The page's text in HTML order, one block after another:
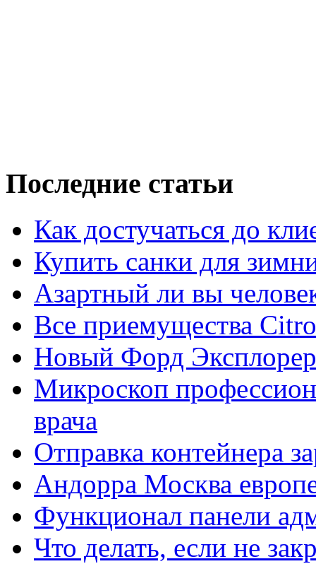
Последние статьи
Как достучаться до
Купить санки для
Азартный ли вы
Все приемущества
Новый Форд
Микроскоп
врача
Отправка контейнера
Андорра Москва
Функционал панели
Что делать, если не